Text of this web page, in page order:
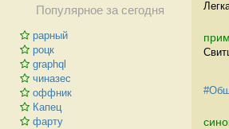
Популярное за сегодня
рарный
роцк
graphql
чиназес
оффник
Капец
фарту